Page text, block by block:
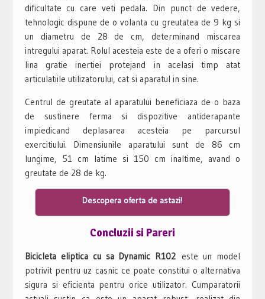
dificultate cu care veti pedala. Din punct de vedere,
tehnologic dispune de o volanta cu greutatea de 9 kg si
un diametru de 28 de cm, determinand miscarea
intregului aparat. Rolul acesteia este de a oferi o miscare
lina gratie inertiei protejand in acelasi timp atat
articulatiile utilizatorului, cat si aparatul in sine.
Centrul de greutate al aparatului beneficiaza de o baza
de sustinere ferma si dispozitive antiderapante
impiedicand deplasarea acesteia pe parcursul
exercitiului. Dimensiunile aparatului sunt de 86 cm
lungime, 51 cm latime si 150 cm inaltime, avand o
greutate de 28 de kg.
Descopera oferta de astazi!
Concluzii si Pareri
Bicicleta eliptica cu sa Dynamic R102 este un model
potrivit pentru uz casnic ce poate constitui o alternativa
sigura si eficienta pentru orice utilizator. Cumparatorii